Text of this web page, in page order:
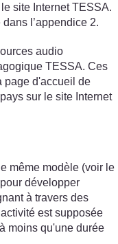
site Internet TESSA.
l’appendice 2.
audio
TESSA. Ces
page d'accueil de
sur le site Internet
même modèle (voir le
développer
à travers des
est supposée
moins qu'une durée